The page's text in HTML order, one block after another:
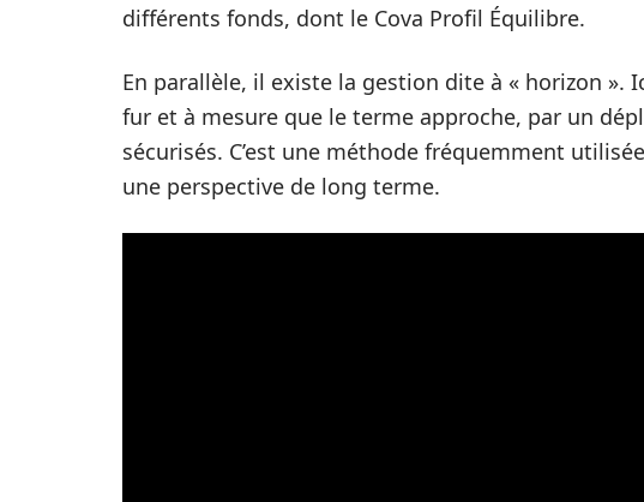
différents fonds, dont le Cova Profil Équilibre.
En parallèle, il existe la gestion dite à « horizon ».
fur et à mesure que le terme approche, par un
sécurisés. C’est une méthode fréquemment
une perspective de long terme.